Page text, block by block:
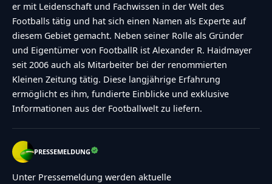
maximal {max_answers_allowed} Antworten
w\u00e4hlen.","no-answer-for-other":"No other
answer entered","no-value-for-custom-field":"
{custom_field_name} is required","consent-not-
checked":"You must agree to our terms and
conditions","no-captcha-selected":"Captcha is
nicht m\u00f6glich","not-allowed-by-
block":"Abstimmen nicht m\u00f6glich","not-
allowed-by-limit":"Abstimmen nicht
er mit Leidenschaft und Fachwissen in der Welt des
Footballs tätig und hat sich einen Namen als Experte auf
diesem Gebiet gemacht. Neben seiner Rolle als Gründer
und Eigentümer von FootballR ist Alexander R. Haidmayer
seit 2006 auch als Mitarbeiter bei der renommierten
Kleinen Zeitung tätig. Diese langjährige Erfahrung
ermöglicht es ihm, fundierte Einblicke und exklusive
Informationen aus der Footballwelt zu liefern.
PRESSEMELDUNG
Unter Pressemeldung werden aktuelle